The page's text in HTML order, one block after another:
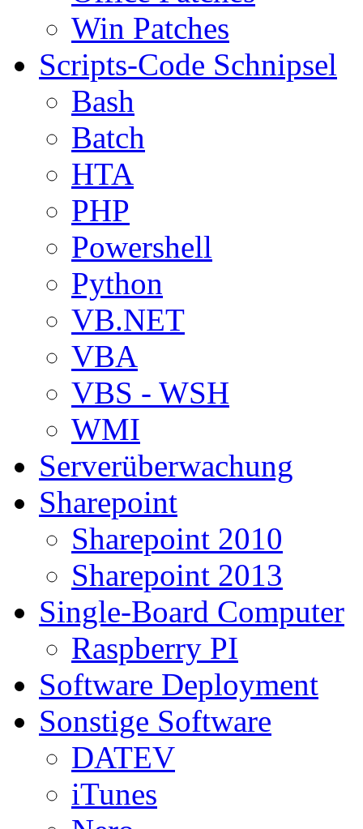
Win Patches
Scripts-Code Schnipsel
Bash
Batch
HTA
PHP
Powershell
Python
VB.NET
VBA
VBS - WSH
WMI
Serverüberwachung
Sharepoint
Sharepoint 2010
Sharepoint 2013
Single-Board Computer
Raspberry PI
Software Deployment
Sonstige Software
DATEV
iTunes